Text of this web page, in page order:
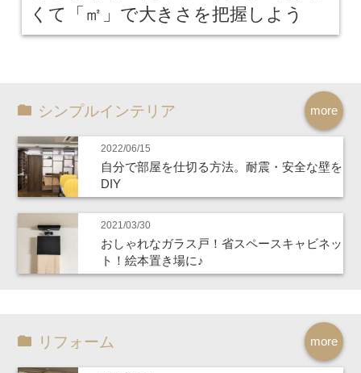
くて「㎡」で大きさを把握しよう
more
シンプルインテリア
2022/06/15
自分で部屋を仕切る方法。耐震・安全な壁を
DIY
2021/03/30
おしゃれなガラス戸！省スペースキャビネッ
ト！絵本置き場に♪
more
リフォーム